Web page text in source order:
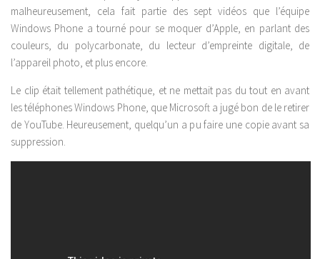
malheureusement, cela fait partie des sept vidéos que l’équipe
Windows Phone a tourné pour se moquer d’Apple, en parlant des
couleurs, du polycarbonate, du lecteur d’empreinte digitale, de
l’appareil photo, et plus encore.
Le clip était tellement pathétique, et ne mettait pas du tout en avant
les téléphones Windows Phone, que Microsoft a jugé bon de le retirer
de YouTube. Heureusement, quelqu’un a pu faire une copie avant sa
suppression.